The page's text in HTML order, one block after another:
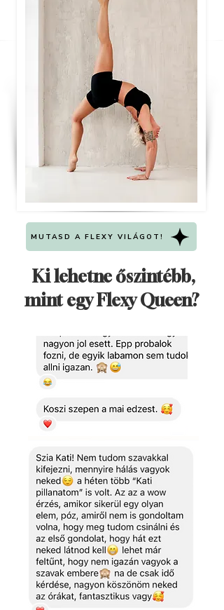
MUTASD A FLEXY VILÁGOT!
Ki lehetne őszintébb,
mint egy Flexy Queen?